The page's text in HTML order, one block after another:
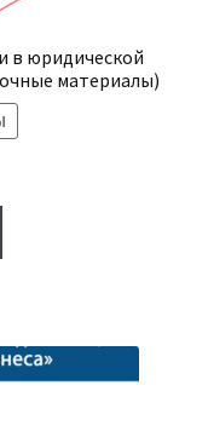
в юридической
материалы)